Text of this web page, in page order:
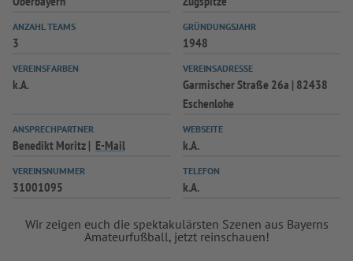
ANZAHL TEAMS
3
GRÜNDUNGSJAHR
1948
VEREINSFARBEN
k.A.
VEREINSADRESSE
Garmischer Straße 26a | 82438
Eschenlohe
ANSPRECHPARTNER
Benedikt Moritz E-Mail
WEBSEITE
k.A.
VEREINSNUMMER
31001095
TELEFON
k.A.
Wir zeigen euch die spektakulärsten Szenen aus Bayerns
Amateurfußball, jetzt reinschauen!